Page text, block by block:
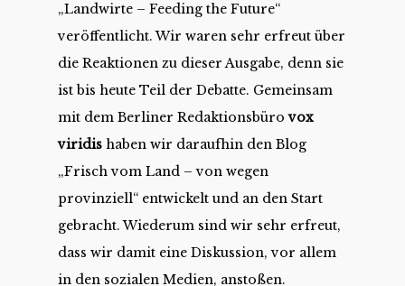
„Landwirte – Feeding the Future“
veröffentlicht. Wir waren sehr erfreut über
die Reaktionen zu dieser Ausgabe, denn sie
ist bis heute Teil der Debatte. Gemeinsam
mit dem Berliner Redaktionsbürovox
viridis haben wir daraufhin den Blog
„Frisch vom Land – von wegen
provinziell“ entwickelt und an den Start
gebracht. Wiederum sind wir sehr erfreut,
dass wir damit eine Diskussion, vor allem
in den sozialen Medien, anstoßen.